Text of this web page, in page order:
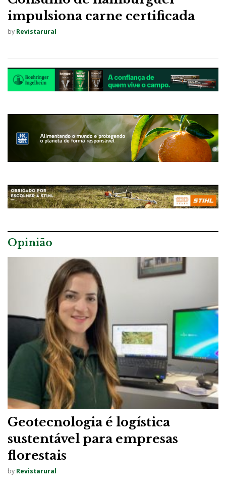
impulsiona carne certificada
by Revistarural
Opinião
Geotecnologia é logística
sustentável para empresas
florestais
by Revistarural